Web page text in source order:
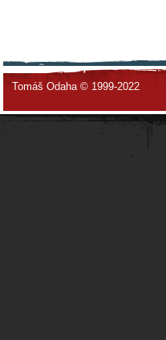
Tomáš Odaha © 1999-2022